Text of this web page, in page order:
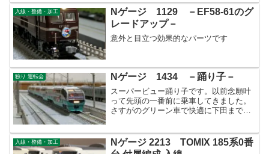
入線・整備・加工
Nゲージ 1129 －EF58-61のグ
レードアップ－
意外と目立つ効果的なパーツです
独り 運転会 Nゲージ 1434 －踊り子－
スーパービュー踊り子です。以前念願叶
って先頭の一番前に乗車してきました。
さすがのグリーン車で快適に下田まで楽
入線・整備・加工
Nゲージ 2213 TOMIX 185系0番